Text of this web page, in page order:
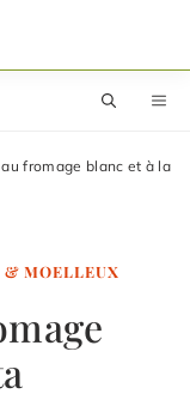
fromage blanc et à la
& MOELLEUX